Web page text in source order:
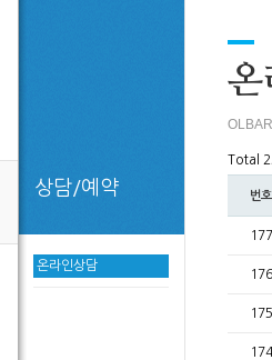
상담/예약
온라인상담
온
Total
번호
177
176
175
174